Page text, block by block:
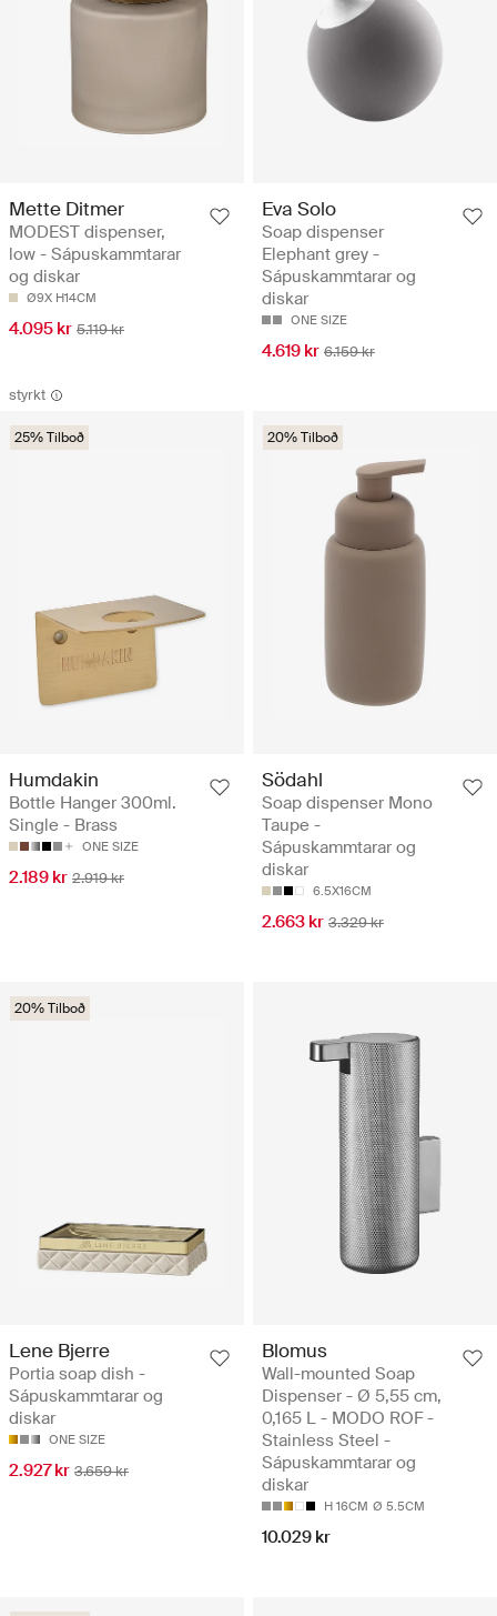
Mette Ditmer
MODEST dispenser,
low - Sápuskammtarar
og diskar
Ø9X H14CM
4.095 kr 5.119 kr
Eva Solo
Soap dispenser
Elephant grey -
Sápuskammtarar og
diskar
ONE SIZE
4.619 kr 6.159 kr
styrkt
25% Tilboð
Humdakin
Bottle Hanger 300ml.
Single - Brass
ONE SIZE
2.189 kr 2.919 kr
20% Tilboð
Södahl
Soap dispenser Mono
Taupe -
Sápuskammtarar og
diskar
6.5X16CM
2.663 kr 3.329 kr
20% Tilboð
Lene Bjerre
Portia soap dish -
Sápuskammtarar og
diskar
ONE SIZE
2.927 kr 3.659 kr
Blomus
Wall-mounted Soap
Dispenser - Ø 5,55 cm,
0,165 L - MODO ROF -
Stainless Steel -
Sápuskammtarar og
diskar
H 16CM Ø 5.5CM
10.029 kr